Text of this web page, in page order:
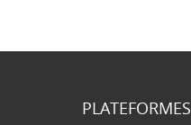
PLATEFORMES